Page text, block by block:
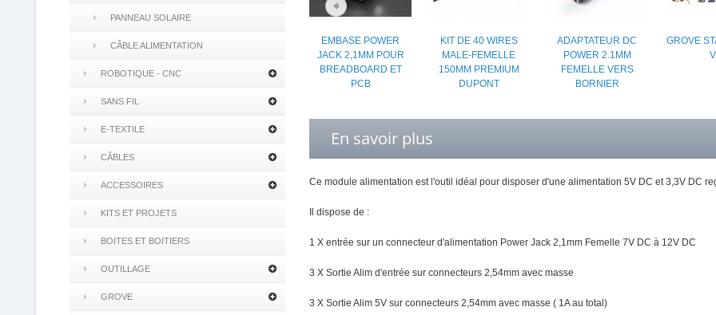
PANNEAU SOLAIRE
CÂBLE ALIMENTATION
ROBOTIQUE - CNC
SANS FIL
E-TEXTILE
CÂBLES
ACCESSOIRES
KITS ET PROJETS
BOITES ET BOITIERS
OUTILLAGE
GROVE
EMBASE POWER
JACK 2,1MM POUR
BREADBOARD ET
PCB
KIT DE 40 WIRES
MALE-FEMELLE
150MM PREMIUM
DUPONT
ADAPTATEUR DC
POWER 2.1MM
FEMELLE VERS
BORNIER
GROVE
En savoir plus
Ce module alimentation est l'outil idéal pour disposer d'une alimentation 5V DC et 3,3V DC
Il dispose de :
1 X entrée sur un connecteur d'alimentation Power Jack 2,1mm Femelle 7V DC à 12V DC
3 X Sortie Alim d'entrée sur connecteurs 2,54mm avec masse
3 X Sortie Alim 5V sur connecteurs 2,54mm avec masse ( 1A au total)